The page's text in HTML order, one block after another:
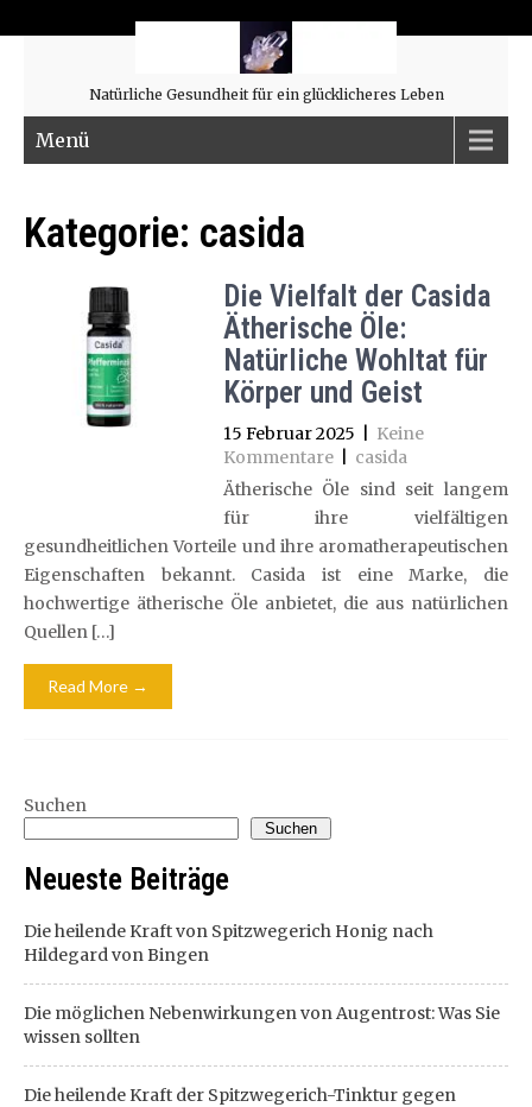
Natürliche Gesundheit für ein glücklicheres Leben
Menü
Kategorie: casida
Die Vielfalt der Casida
Ätherische Öle:
Natürliche Wohltat für
Körper und Geist
15 Februar 2025
Keine
Kommentare
casida
Ätherische Öle sind seit langem
für ihre vielfältigen
gesundheitlichen Vorteile und ihre aromatherapeutischen
Eigenschaften bekannt. Casida ist eine Marke, die
hochwertige ätherische Öle anbietet, die aus natürlichen
Quellen […]
Read More →
Suchen
Suchen
Neueste Beiträge
Die heilende Kraft von Spitzwegerich Honig nach
Hildegard von Bingen
Die möglichen Nebenwirkungen von Augentrost: Was Sie
wissen sollten
Die heilende Kraft der Spitzwegerich-Tinktur gegen